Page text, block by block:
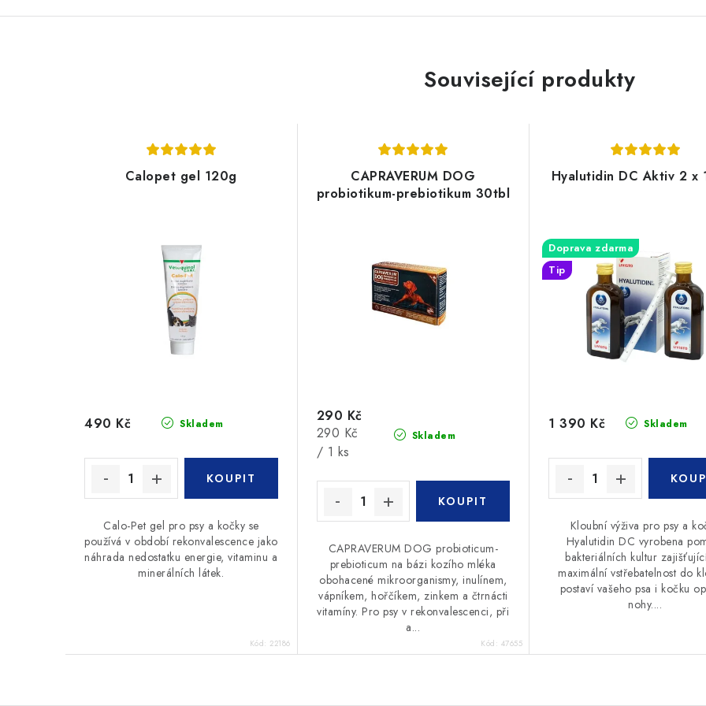
Související produkty
Calopet gel 120g
Skladem
490 Kč
Calo-Pet gel pro psy a kočky se
používá v období rekonvalescence jako
náhrada nedostatku energie, vitaminu a
minerálních látek.
Kód: 22186
CAPRAVERUM DOG
probiotikum-prebiotikum 30tbl
Skladem
290 Kč
Měrná
cena:
290 Kč
/ 1 ks
CAPRAVERUM DOG probioticum-
prebioticum na bázi kozího mléka
obohacené mikroorganismy, inulínem,
vápníkem, hořčíkem, zinkem a čtrnácti
vitamíny. Pro psy v rekonvalescenci, při
a...
Kód: 47655
Hyalutidin DC Aktiv 2 x
Doprava zdarma
Tip
Skladem
1 390 Kč
Kloubní výživa pro psy a
Hyalutidin DC vyrobena
bakteriálních kultur
maximální vstřebatelnost do
postaví vašeho psa i kočku
nohy....